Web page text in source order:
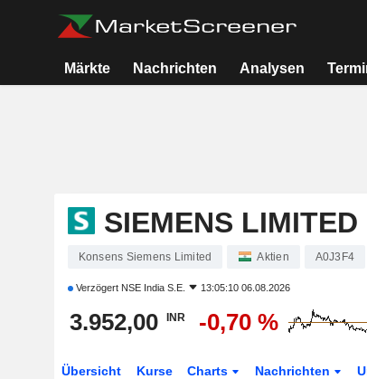
Märkte Nachrichten Analysen
SIEMENS LIMITED
Konsens Siemens Limited Aktien A0J3F4
Verzögert NSE India S.E. 13:05:10 06.08.2026
3.952,00 INR -0,70 %
Übersicht Kurse Charts Nachrichten